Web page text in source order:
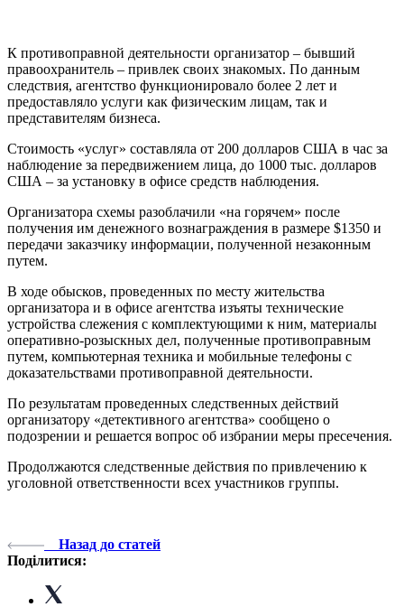
К противоправной деятельности организатор – бывший
правоохранитель – привлек своих знакомых. По данным
следствия, агентство функционировало более 2 лет и
предоставляло услуги как физическим лицам, так и
представителям бизнеса.
Стоимость «услуг» составляла от 200 долларов США в час за
наблюдение за передвижением лица, до 1000 тыс. долларов
США – за установку в офисе средств наблюдения.
Организатора схемы разоблачили «на горячем» после
получения им денежного вознаграждения в размере $1350 и
передачи заказчику информации, полученной незаконным
путем.
В ходе обысков, проведенных по месту жительства
организатора и в офисе агентства изъяты технические
устройства слежения с комплектующими к ним, материалы
оперативно-розыскных дел, полученные противоправным
путем, компьютерная техника и мобильные телефоны с
доказательствами противоправной деятельности.
По результатам проведенных следственных действий
организатору «детективного агентства» сообщено о
подозрении и решается вопрос об избрании меры пресечения.
Продолжаются следственные действия по привлечению к
уголовной ответственности всех участников группы.
Назад до статей
Поділитися: